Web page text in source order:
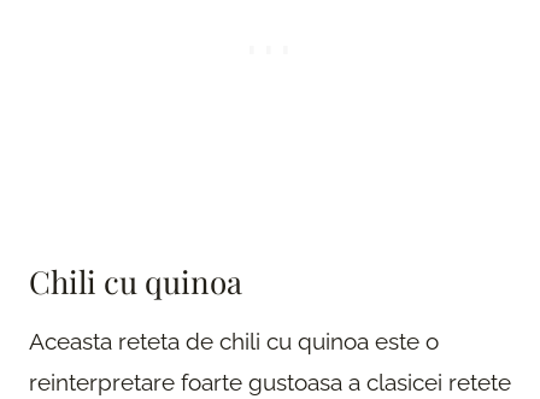
Chili cu quinoa
Aceasta reteta de chili cu quinoa este o
reinterpretare foarte gustoasa a clasicei retete